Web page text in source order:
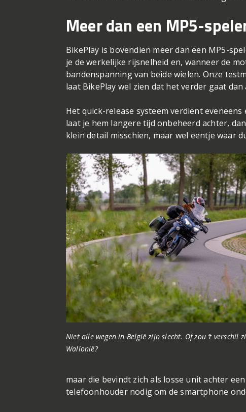
Wat we eveneens konden waarderen is dat
te vervangen. Het TFT-scherm blijft alle
Meer dan een MP5-
BikePlay is bovendien meer dan een MP5-
je de werkelijke rijsnelheid en, wanneer de
bandenspanning van beide wielen. Onze
laat BikePlay wel zien dat het verder gaat dan
Het quick-release systeem verdient
laat je hem langere tijd onbeheerd achter,
klein detail misschien, maar wel eentje waar
Niet alle wegen in België zijn slecht. Of zou ’t verschil
Wallonië?